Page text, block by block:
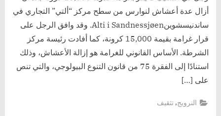
عش
النورس
–
وتلقى
غرامة
أزال عدة أعشاش لنوارس من سطح مركز “ألتي” التجاري في
ساندنيسشوينAlti i Sandnessjøen. وقد وافق الرجل على
قرار غرامة بقيمة 15,000 كرونة، كما أفادت رئيسة مركز
الشرطة. الأساس القانوني للغرامة هو إزالة الأعشاش، وذلك
استنادًا إلى الفقرة 75 من قانون التنوع البيولوجي، والتي تنص
على […]
النرويج,تثقيف